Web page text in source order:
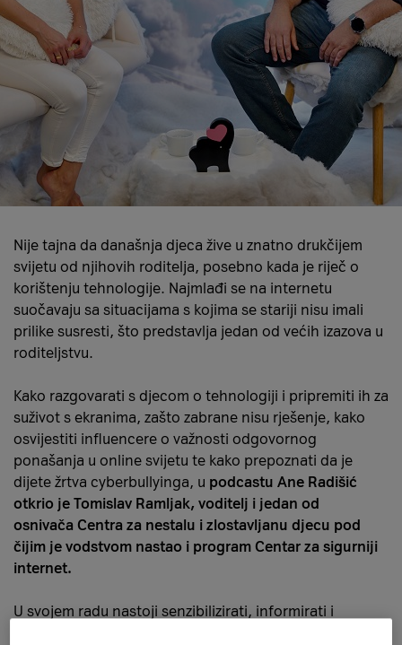
Nije tajna da današnja djeca žive u znatno drukčijem
svijetu od njihovih roditelja, posebno kada je riječ o
korištenju tehnologije. Najmlađi se na internetu
suočavaju sa situacijama s kojima se stariji nisu imali
prilike susresti, što predstavlja jedan od većih izazova u
roditeljstvu.
Kako razgovarati s djecom o tehnologiji i pripremiti ih za
suživot s ekranima, zašto zabrane nisu rješenje, kako
osvijestiti influencere o važnosti odgovornog
ponašanja u online svijetu te kako prepoznati da je
dijete žrtva cyberbullyinga, u podcastu Ane Radišić
otkrio je Tomislav Ramljak, voditelj i jedan od
osnivača Centra za nestalu i zlostavljanu djecu pod
čijim je vodstvom nastao i program Centar za sigurniji
internet.
U svojem radu nastoji senzibilizirati, informirati i